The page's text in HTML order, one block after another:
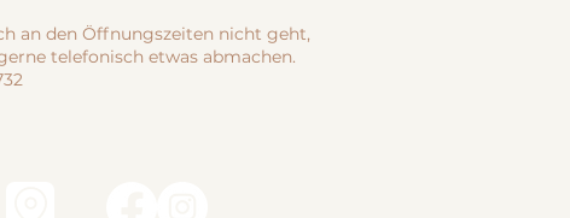
an den Öffnungszeiten nicht geht,
telefonisch etwas abmachen.